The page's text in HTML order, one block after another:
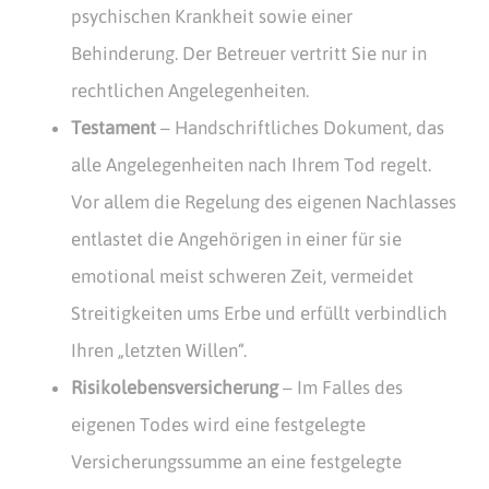
psychischen Krankheit sowie einer
Behinderung. Der Betreuer vertritt Sie nur in
rechtlichen Angelegenheiten.
Testament – Handschriftliches Dokument, das
alle Angelegenheiten nach Ihrem Tod regelt.
Vor allem die Regelung des eigenen Nachlasses
entlastet die Angehörigen in einer für sie
emotional meist schweren Zeit, vermeidet
Streitigkeiten ums Erbe und erfüllt verbindlich
Ihren „letzten Willen“.
Risikolebensversicherung– Im Falles des
eigenen Todes wird eine festgelegte
Versicherungssumme an eine festgelegte